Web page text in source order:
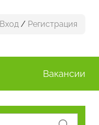
Вход / Регистрация
Вакансии